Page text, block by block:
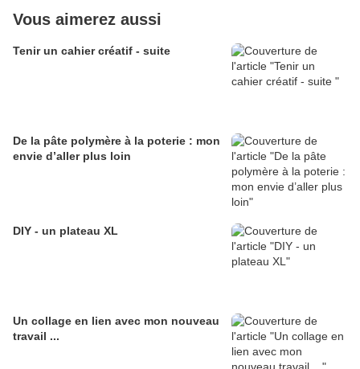
Vous aimerez aussi
Tenir un cahier créatif - suite
De la pâte polymère à la poterie : mon
envie d’aller plus loin
DIY - un plateau XL
Un collage en lien avec mon nouveau
travail ...